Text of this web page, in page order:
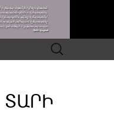
Որոնել՝
ՏԱՐԻ